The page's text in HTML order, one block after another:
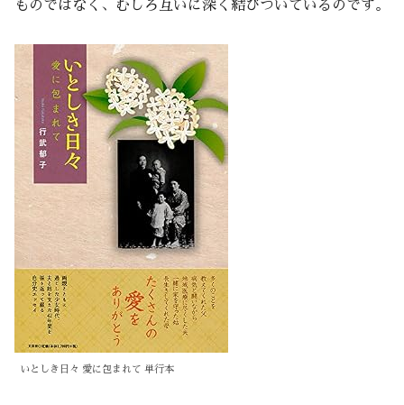
ものではなく、むしろ互いに深く結びついているのです。
いとしき日々 愛に包まれて 単行本